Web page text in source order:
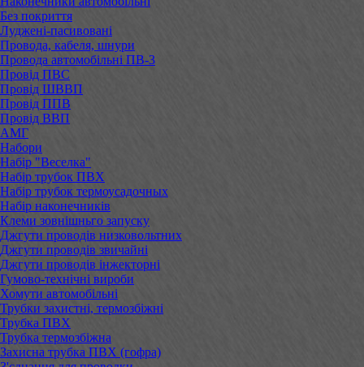
Без покриття
Луджені-пасивовані
Провода, кабеля, шнури
Провода автомобільні ПВ-3
Провід ПВС
Провід ШВВП
Провід ППВ
Провід ВВП
АМГ
Набори
Набір "Веселка"
Набір трубок ПВХ
Набір трубок термоусадочных
Набір наконечників
Клеми зовнішньго запуску
Джгути проводів низковольтних
Джгути проводів звичайні
Джгути проводів інжекторні
Гумово-технічні вироби
Хомути автомобільні
Трубки захистні, термозбіжні
Трубка ПВХ
Трубка термозбіжна
Захисна трубка ПВХ (гофра)